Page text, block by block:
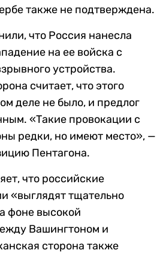
также не подтверждена.
что Россия нанесла
на ее войска с
устройства.
считает, что этого
деле не было, и предлог
«Такие провокации с
редки, но имеют место», —
Пентагона.
что российские
«выглядят тщательно
фоне высокой
Вашингтоном и
сторона также